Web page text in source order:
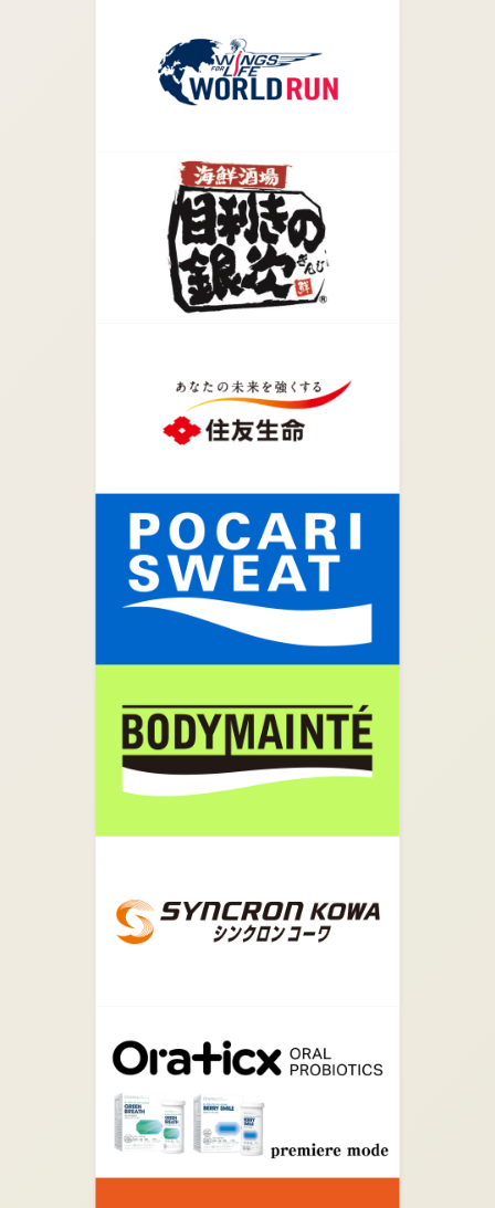
突き当りを右折します。
矢印の方向に真っすぐ進みます。